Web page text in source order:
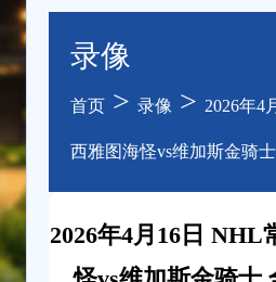
录像
首页 > 录像 > 2026年4
西雅图海怪vs维加斯金骑
2026年4月16日 NHL